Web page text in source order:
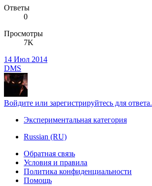
Ответы
0
Просмотры
7K
14 Июл 2014
DMS
Войдите или зарегистрируйтесь для ответа.
Экспериментальная категория
Russian (RU)
Обратная связь
Условия и правила
Политика конфиденциальности
Помощь